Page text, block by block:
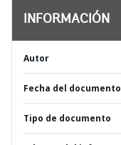
INFORMACIÓN
Autor
Fecha del documento
Tipo de documento